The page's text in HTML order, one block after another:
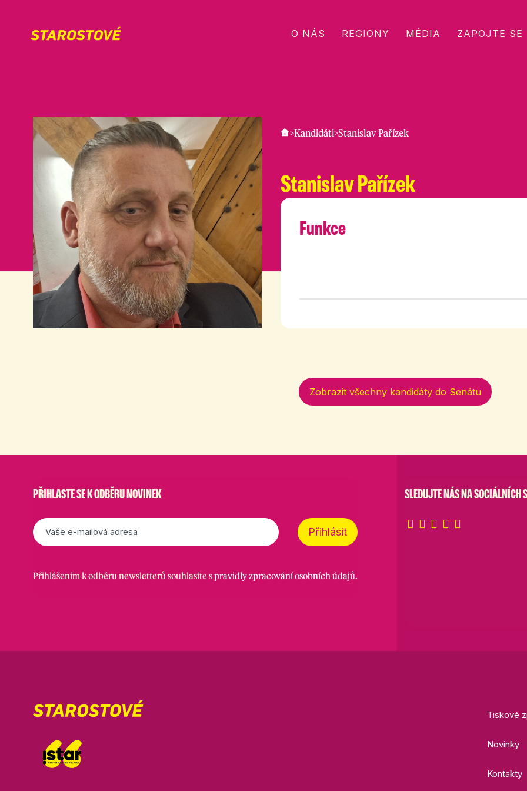
O NÁS REGIONY MÉDIA ZAPOJTE SE
>Kandidáti>Stanislav Pařízek
Stanislav Pařízek
člen Krajského výboru
Funkce
Zobrazit všechny kandidáty do Senátu
PŘIHLASTE SE K ODBĚRU NOVINEK
E-
mail
Přihlásit
Přihlášením k odběru newsletterů souhlasíte spravidly zpracování osobních údajů.
SLEDUJTE NÁS NA SOCIÁLNÍCH
Tiskové
Novinky
Kontakty